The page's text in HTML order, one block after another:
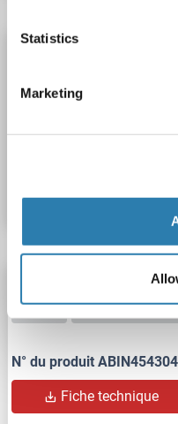
Statistics
Marketing
Cell Samples, Suspension
N° du produit ABIN454304
Fiche technique